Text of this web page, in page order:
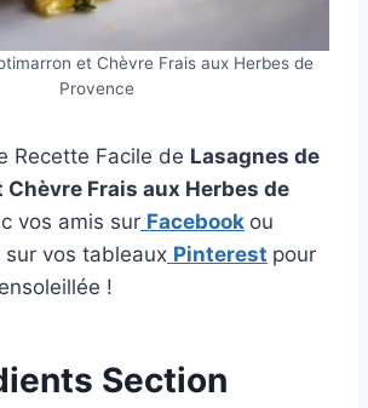
et Chèvre Frais aux Herbes de
Provence
Recette Facile de Lasagnes de
Chèvre Frais aux Herbes de
vos amis sur Facebook ou
vos tableaux Pinterest pour
!
Section